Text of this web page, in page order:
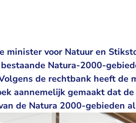
minister voor Natuur en
Natura-2000-
de rechtbank heeft
aannemelijk gemaakt dat
de Natura 2000-gebieden